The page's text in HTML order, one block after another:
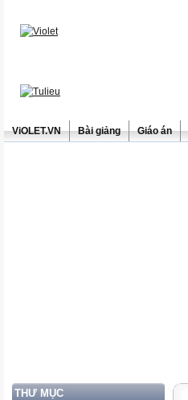
ViOLET.VN Bài giảng Giáo án
THƯ MỤC